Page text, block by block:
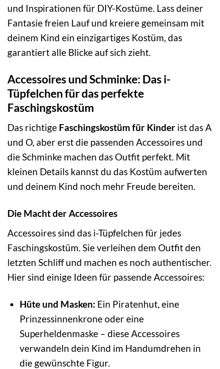
und Inspirationen für DIY-Kostüme. Lass deiner
Fantasie freien Lauf und kreiere gemeinsam mit
deinem Kind ein einzigartiges Kostüm, das
garantiert alle Blicke auf sich zieht.
Accessoires und Schminke: Das i-
Tüpfelchen für das perfekte
Faschingskostüm
Das richtige Faschingskostüm für Kinder ist das A
und O, aber erst die passenden Accessoires und
die Schminke machen das Outfit perfekt. Mit
kleinen Details kannst du das Kostüm aufwerten
und deinem Kind noch mehr Freude bereiten.
Die Macht der Accessoires
Accessoires sind das i-Tüpfelchen für jedes
Faschingskostüm. Sie verleihen dem Outfit den
letzten Schliff und machen es noch authentischer.
Hier sind einige Ideen für passende Accessoires:
Hüte und Masken: Ein Piratenhut, eine
Prinzessinnenkrone oder eine
Superheldenmaske – diese Accessoires
verwandeln dein Kind im Handumdrehen in
die gewünschte Figur.